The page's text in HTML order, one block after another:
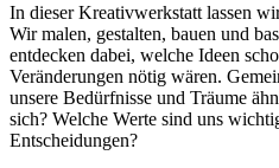
In dieser Kreativwerkstatt lassen
Wir malen, gestalten, bauen und
entdecken dabei, welche Ideen
Veränderungen nötig wären.
unsere Bedürfnisse und Träume
sich? Welche Werte sind uns
Entscheidungen?